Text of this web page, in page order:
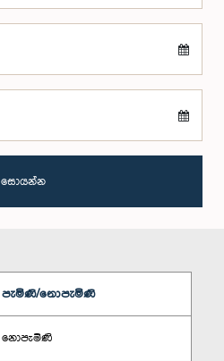
සොයන්න
පැමිණි/නොපැමිණි
නොපැමිණි